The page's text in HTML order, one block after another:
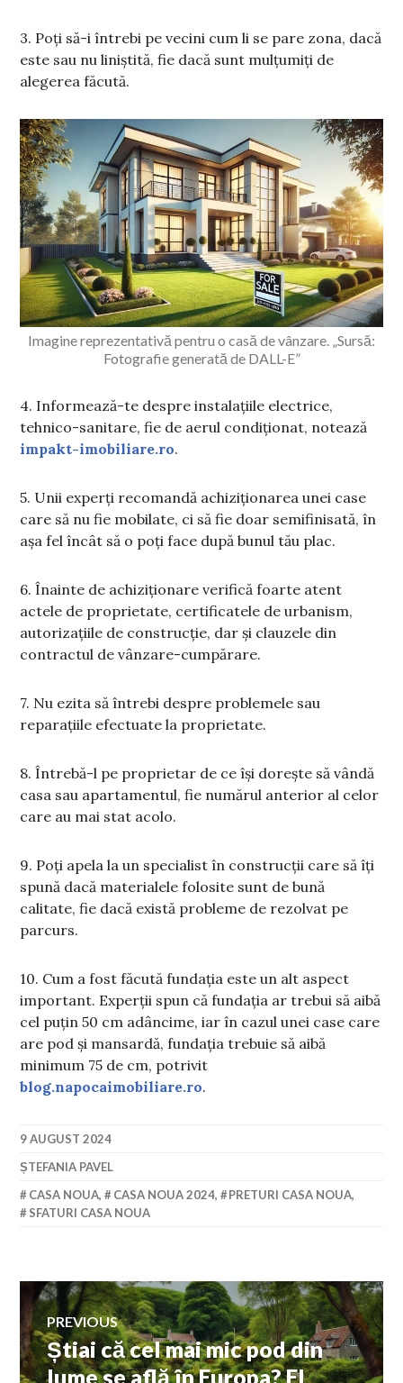
3. Poți să-i întrebi pe vecini cum li se pare zona, dacă
este sau nu liniștită, fie dacă sunt mulțumiți de
alegerea făcută.
Imagine reprezentativă pentru o casă de vânzare. „Sursă:
Fotografie generată de DALL-E”
4. Informează-te despre instalațiile electrice,
tehnico-sanitare, fie de aerul condiționat, notează
impakt-imobiliare.ro.
5. Unii experți recomandă achiziționarea unei case
care să nu fie mobilate, ci să fie doar semifinisată, în
așa fel încât să o poți face după bunul tău plac.
6. Înainte de achiziționare verifică foarte atent
actele de proprietate, certificatele de urbanism,
autorizațiile de construcție, dar și clauzele din
contractul de vânzare-cumpărare.
7. Nu ezita să întrebi despre problemele sau
reparațiile efectuate la proprietate.
8. Întrebă-l pe proprietar de ce își dorește să vândă
casa sau apartamentul, fie numărul anterior al celor
care au mai stat acolo.
9. Poți apela la un specialist în construcții care să îți
spună dacă materialele folosite sunt de bună
calitate, fie dacă există probleme de rezolvat pe
parcurs.
10. Cum a fost făcută fundația este un alt aspect
important. Experții spun că fundația ar trebui să aibă
cel puțin 50 cm adâncime, iar în cazul unei case care
are pod și mansardă, fundația trebuie să aibă
minimum 75 de cm, potrivit
blog.napocaimobiliare.ro.
9 AUGUST 2024
ȘTEFANIA PAVEL
CASA NOUA, CASA NOUA 2024, PRETURI CASA NOUA,
SFATURI CASA NOUA
Navigare
în
PREVIOUS
Previous
post:
Știai că cel mai mic pod din
lume se află în Europa? El